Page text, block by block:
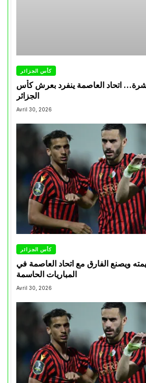
كأس الجزائر
اتحاد العاصمة ينفرد بعرش كأس
الجزائر
Avril 30, 2026
كأس الجزائر
ويصنع الفارق مع اتحاد العاصمة في
المباريات الحاسمة
Avril 30, 2026